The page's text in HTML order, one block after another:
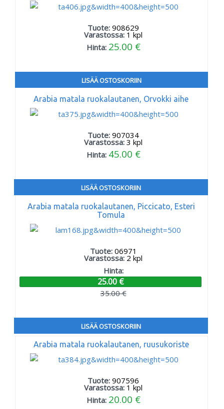
Tuote:908629
Varastossa: 1 kpl
Hinta: 25.00 €
LISÄÄ OSTOSKORIIN
Arabia matala ruokalautanen, Orvokki aihe
Tuote:907034
Varastossa:3 kpl
Hinta: 45.00 €
LISÄÄ OSTOSKORIIN
Arabia matala ruokalautanen, Piccicato, Esteri
Tomula
Tuote: 06971
Varastossa: 2 kpl
Hinta:
25.00 €
35.00 €
LISÄÄ OSTOSKORIIN
Arabia matala ruokalautanen, ruusukoriste
Tuote:907596
Varastossa: 1 kpl
Hinta: 20.00 €